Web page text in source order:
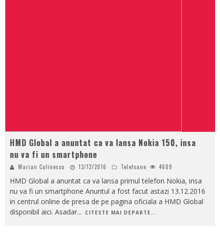
HMD Global a anuntat ca va lansa Nokia 150, insa
nu va fi un smartphone
Marian Calinescu 13/12/2016 Telefoane 4609
HMD Global a anuntat ca va lansa primul telefon Nokia, insa
nu va fi un smartphone Anuntul a fost facut astazi 13.12.2016
in centrul online de presa de pe pagina oficiala a HMD Global
disponibil aici. Asadar... CITESTE MAI DEPARTE...